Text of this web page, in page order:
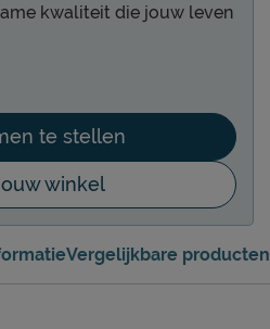
kwaliteit die jouw leven
of bedden
hoofdborden
poten
kleurgroepen
te stellen
winkel
Vergelijkbare producten